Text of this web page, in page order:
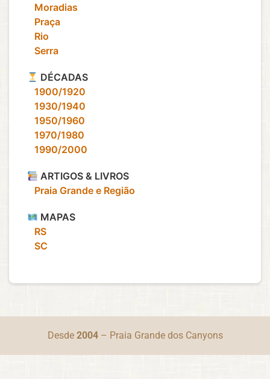
‎ ‎ ‎ Moradias
‎ ‎ ‎ Praça
‎ ‎ ‎ Rio
‎ ‎ ‎ Serra
DÉCADAS
‎ ‎ ‎ 1900/1920
‎ ‎ ‎ 1930/1940
‎ ‎ ‎ 1950/1960
‎ ‎ ‎ 1970/1980
‎ ‎ ‎ 1990/2000
ARTIGOS & LIVROS
‎ ‎ ‎ Praia Grande e Região
MAPAS
‎ ‎ ‎ RS
‎ ‎ ‎ SC
Desde 2004– Praia Grande dos Canyons